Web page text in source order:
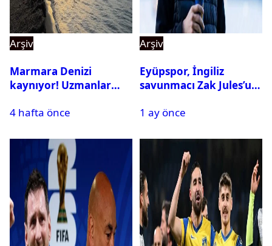
Arşiv
Marmara Denizi
kaynıyor! Uzmanlar
4 hafta önce
Arşiv
Eyüpspor, İngiliz
savunmacı Zak Jules’u
1 ay önce